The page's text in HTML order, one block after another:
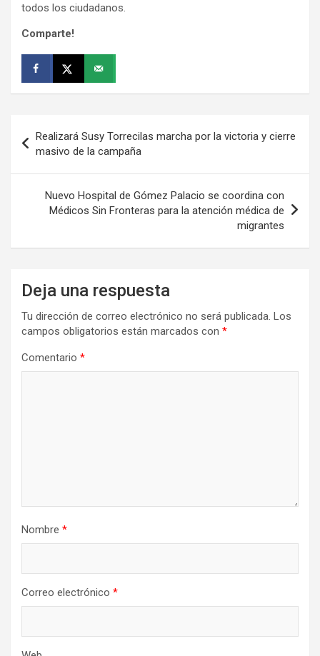
todos los ciudadanos.
Comparte!
de
entradas
Realizará Susy Torrecilas marcha por la victoria y cierre
masivo de la campaña
Nuevo Hospital de Gómez Palacio se coordina con
Médicos Sin Fronteras para la atención médica de
migrantes
Deja una respuesta
Tu dirección de correo electrónico no será publicada. Los
campos obligatorios están marcados con *
Comentario *
Nombre *
Correo electrónico *